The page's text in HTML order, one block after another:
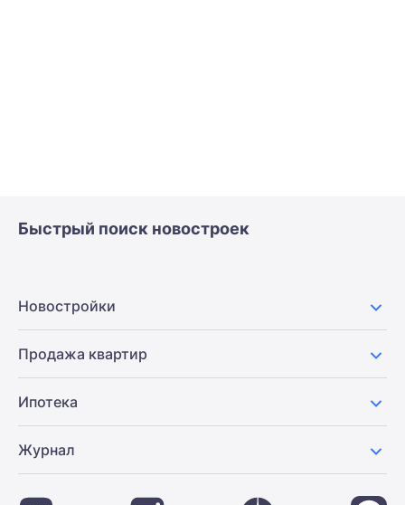
Быстрый поиск новостроек
Новостройки
Продажа квартир
Ипотека
Журнал